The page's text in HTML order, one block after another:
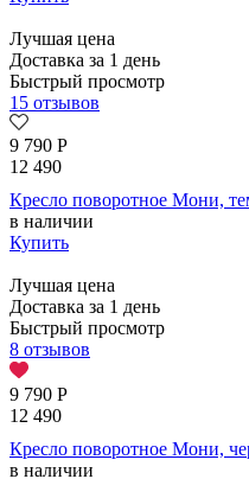
Лучшая цена
Доставка за 1 день
Быстрый просмотр
15 отзывов
9 790 Р
12 490
Кресло поворотное Мони,
в наличии
Купить
Лучшая цена
Доставка за 1 день
Быстрый просмотр
8 отзывов
9 790 Р
12 490
Кресло поворотное Мони,
в наличии